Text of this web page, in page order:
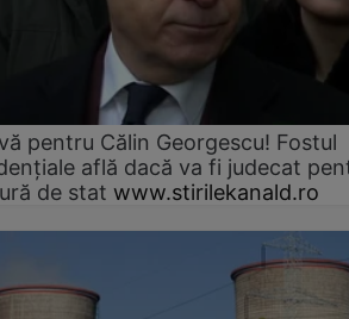
pentru Călin Georgescu! Fostul
află dacă va fi judecat
de stat www.stirilekanald.ro